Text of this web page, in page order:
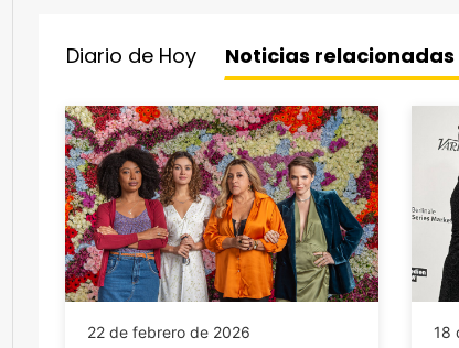
Diario de Hoy Noticias relacionadas
22 de febrero de 2026 18